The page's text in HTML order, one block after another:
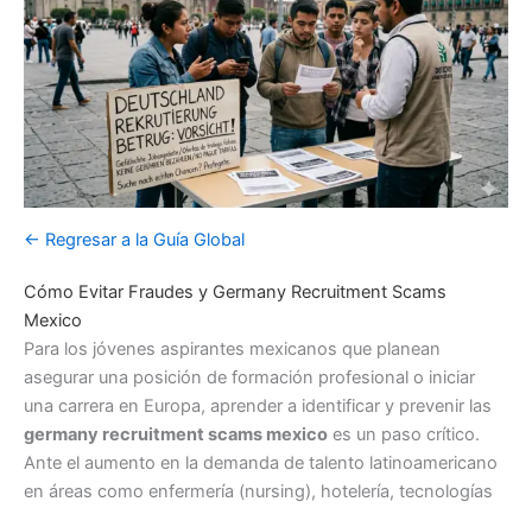
← Regresar a la Guía Global
Cómo Evitar Fraudes y Germany Recruitment Scams
Mexico
Para los jóvenes aspirantes mexicanos que planean
asegurar una posición de formación profesional o iniciar
una carrera en Europa, aprender a identificar y prevenir las
germany recruitment scams mexico es un paso crítico.
Ante el aumento en la demanda de talento latinoamericano
en áreas como enfermería (nursing), hotelería, tecnologías